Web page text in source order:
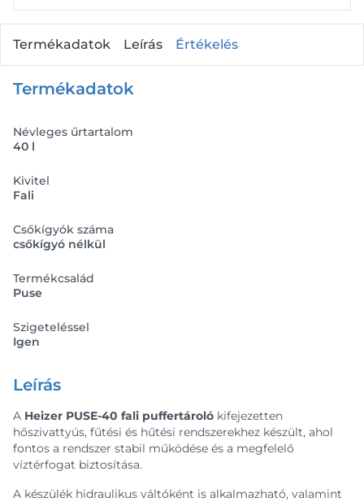
Termékadatok Leírás Értékelés
Termékadatok
Névleges űrtartalom
40 l
Kivitel
Fali
Csőkígyók száma
csőkígyó nélkül
Termékcsalád
Puse
Szigeteléssel
Igen
Leírás
A Heizer PUSE-40 fali puffertároló kifejezetten
hőszivattyús, fűtési és hűtési rendszerekhez készült, ahol
fontos a rendszer stabil működése és a megfelelő
víztérfogat biztosítása.
A készülék hidraulikus váltóként is alkalmazható, valamint